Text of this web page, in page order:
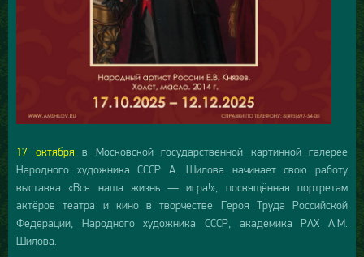
17 октября в Московской государственной картинной галерее
Народного художника СССР А. Шилова начинает свою работу
выставка «Вся наша жизнь — игра!», посвящённая портретам
актёров театра и кино в творчестве Героя Труда Российской
Федерации, Народного художника СССР, академика РАХ А.М.
Шилова.